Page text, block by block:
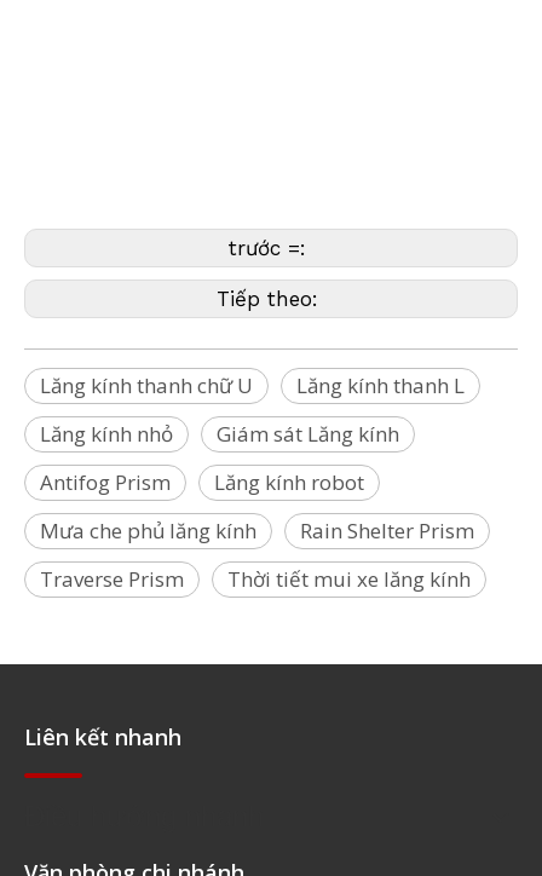
trước =:
Tiếp theo:
Lăng kính thanh chữ U
Lăng kính thanh L
Lăng kính nhỏ
Giám sát Lăng kính
Antifog Prism
Lăng kính robot
Mưa che phủ lăng kính
Rain Shelter Prism
Traverse Prism
Thời tiết mui xe lăng kính
Liên kết nhanh